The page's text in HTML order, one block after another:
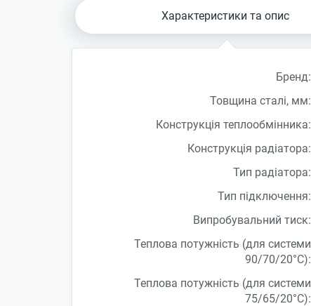
Характеристики та опис
Бренд:
Товщина сталі, мм:
Конструкція теплообмінника:
Конструкція радіатора:
Тип радіатора:
Тип підключення:
Випробувальний тиск:
Теплова потужність (для системи
90/70/20°С):
Теплова потужність (для системи
75/65/20°С):